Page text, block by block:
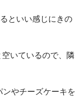
といい感じにきの
いているので、隣
やチーズケーキを